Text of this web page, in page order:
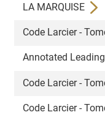
LA MARQUISE
Code Larcier -
Annotated
Code Larcier -
Code Larcier -